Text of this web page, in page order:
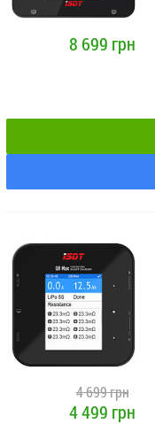
8 699 грн
4 699 грн
4 499 грн